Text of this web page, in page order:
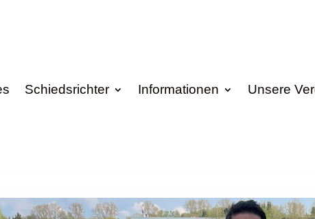
Schiedsrichter Informationen Unsere